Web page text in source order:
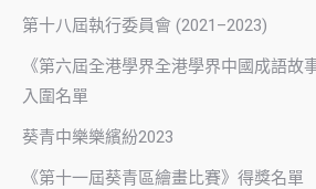
第十八屆執行委員會 (2021–2023)
《第六屆全港學界全港學界中國成語故
入圍名單
葵青中樂樂繽紛2023
《第十一屆葵青區繪畫比賽》得獎名單